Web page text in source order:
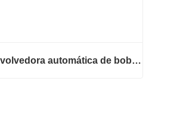
Envolvedora automática de bobinas de aço